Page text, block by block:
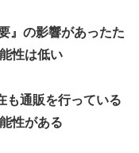
』の影響があったた
性は低い
も通販を行っている
性がある